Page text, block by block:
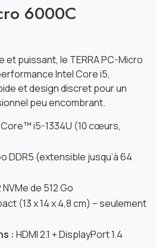
6000C
puissant, le TERRA PC-Micro
Intel Core i5,
et design discret pour un
peu encombrant.
i5-1334U (10 cœurs,
DDR5 (extensible jusqu’à 64
NVMe de 512 Go
(13 x 14 x 4,8 cm) – seulement
: HDMI 2.1 + DisplayPort 1.4